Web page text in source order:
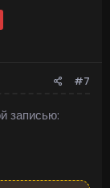
#7
записью: